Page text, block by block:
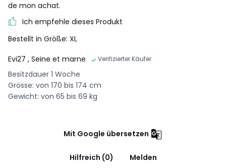
de mon achat.
Ich empfehle dieses Produkt
Bestellt in Größe: XL
Evi27 , Seine et marne Verifizierter Käufer
Besitzdauer 1 Woche
Grösse: von 170 bis 174 cm
Gewicht: von 65 bis 69 kg
Mit Google übersetzen
Hilfreich (0)
Melden